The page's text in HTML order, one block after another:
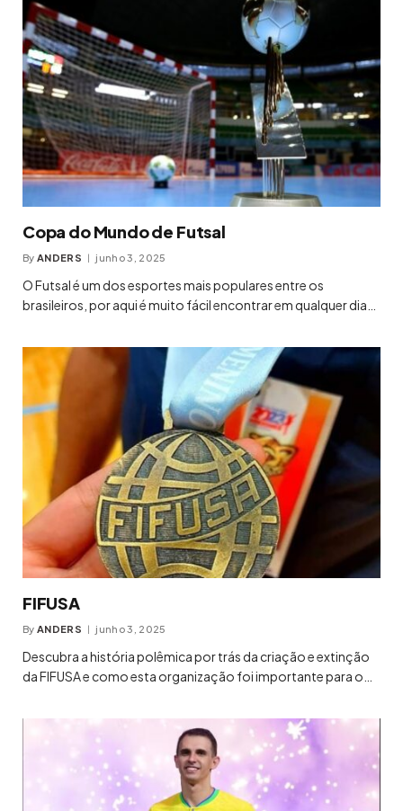
Copa do Mundo de Futsal
By ANDERS junho 3, 2025
O Futsal é um dos esportes mais populares entre os
brasileiros, por aqui é muito fácil encontrar em qualquer dia…
FIFUSA
By ANDERS junho 3, 2025
Descubra a história polêmica por trás da criação e extinção
da FIFUSA e como esta organização foi importante para o…